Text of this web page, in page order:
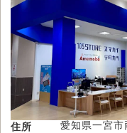
住所
愛知県一宮市